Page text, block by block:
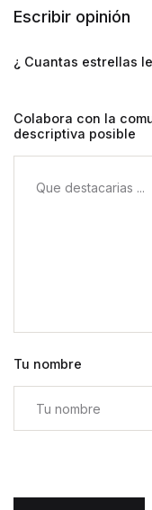
Escribir opinión
¿ Cuantas estrellas
Colabora con la
descriptiva posible
Tu nombre